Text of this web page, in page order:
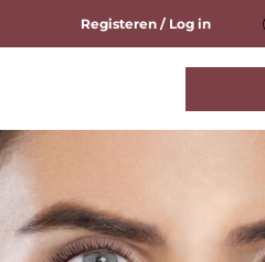
Registeren / Log in